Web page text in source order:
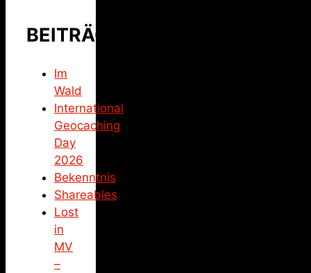
BEITRÄGE
Im
Wald
International
Geocaching
Day
2026
Bekenntnis
Shareables
Lost
in
MV
–